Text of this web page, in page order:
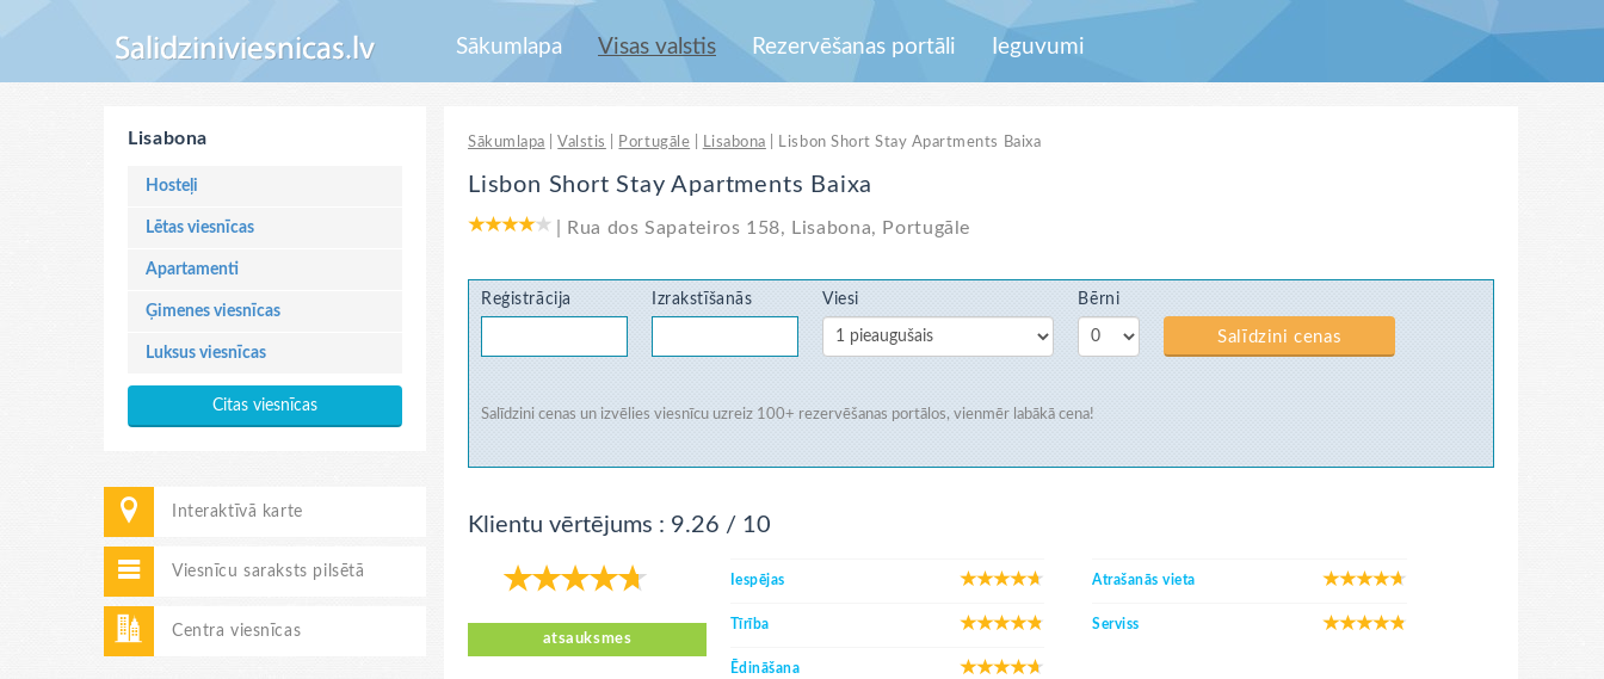
Sākumlapa Visas valstis Rezervēšanas portāli Ieguvumi
Lisabona
Hosteļi
Lētas viesnīcas
Apartamenti
Ģimenes viesnīcas
Luksus viesnīcas
Citas viesnīcas
Interaktīvā karte
Viesnīcu saraksts pilsētā
Centra viesnīcas
Sākumlapa |Valstis Portugāle Lisabona Lisbon Short Stay Apartments Baixa
Lisbon Short Stay Apartments Baixa
Rua dos Sapateiros 158, Lisabona, Portugāle
Reģistrācija Izrakstīšanās Viesi Bērni
Salīdzini cenas
Salīdzini cenas un izvēlies viesnīcu uzreiz 100+ rezervēšanas portālos, vienmēr labākā cena!
Klientu vērtējums : 9.26 / 10
atsauksmes
Iespējas Atrašanās vieta
Tīrība Serviss
Ēdināšana